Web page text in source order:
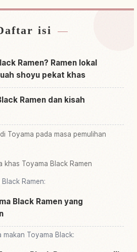
dekat Toyamashi
di Toyamashi↗
isi
Ramen? Ramen lokal
shoyu pekat khas
Ramen dan kisah
Toyama pada masa pemulihan
khas Toyama Black Ramen
Ramen:
Black Ramen yang
makan Toyama Black: